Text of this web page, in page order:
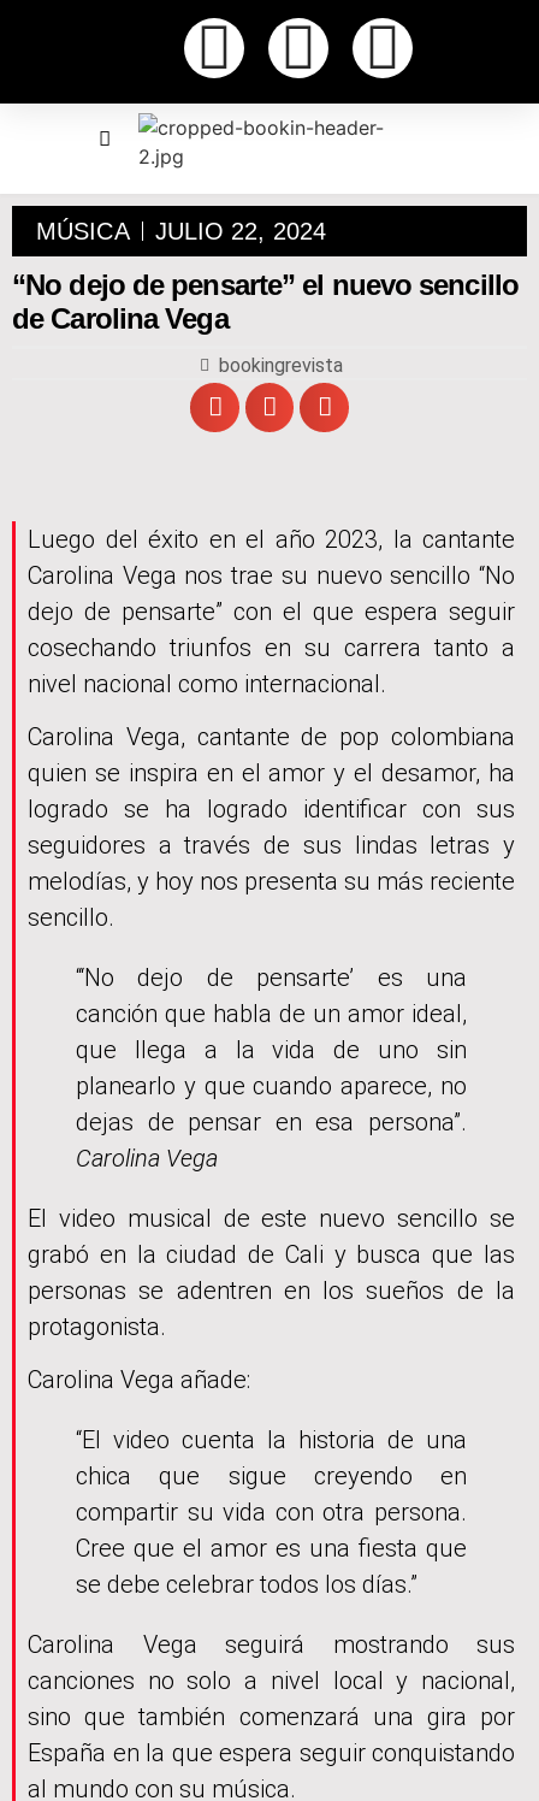
MÚSICA JULIO 22, 2024
“No dejo de pensarte” el nuevo sencillo
de Carolina Vega
bookingrevista
Luego del éxito en el año 2023, la cantante
Carolina Vega nos trae su nuevo sencillo “No
dejo de pensarte” con el que espera seguir
cosechando triunfos en su carrera tanto a
nivel nacional como internacional.
Carolina Vega, cantante de pop colombiana
quien se inspira en el amor y el desamor, ha
logrado se ha logrado identificar con sus
seguidores a través de sus lindas letras y
melodías, y hoy nos presenta su más reciente
sencillo.
“‘No dejo de pensarte’ es una
canción que habla de un amor ideal,
que llega a la vida de uno sin
planearlo y que cuando aparece, no
dejas de pensar en esa persona”.
Carolina Vega
El video musical de este nuevo sencillo se
grabó en la ciudad de Cali y busca que las
personas se adentren en los sueños de la
protagonista.
Carolina Vega añade:
“El video cuenta la historia de una
chica que sigue creyendo en
compartir su vida con otra persona.
Cree que el amor es una fiesta que
se debe celebrar todos los días.”
Carolina Vega seguirá mostrando sus
canciones no solo a nivel local y nacional,
sino que también comenzará una gira por
España en la que espera seguir conquistando
al mundo con su música.